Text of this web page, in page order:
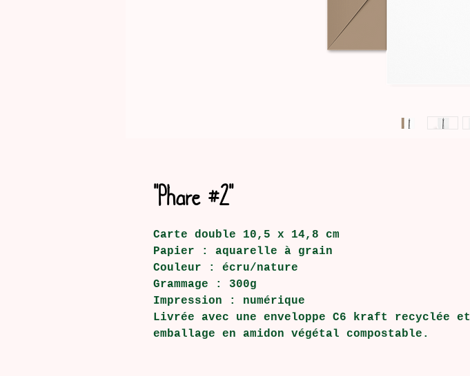
"Phare #2"
Carte double 10,5 x 14,8 cm
Papier : aquarelle à grain
Couleur : écru/nature
Grammage : 300g
Impression : numérique
Livrée avec une enveloppe C6 kraft recyclée et
emballage en amidon végétal compostable.